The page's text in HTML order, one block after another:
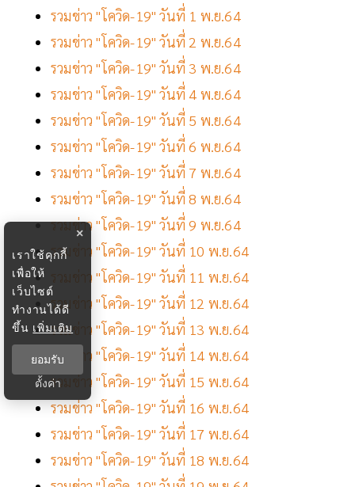
รวมข่าว "โควิด-19" วันที่ 1 พ.ย.64
รวมข่าว "โควิด-19" วันที่ 2 พ.ย.64
รวมข่าว "โควิด-19" วันที่ 3 พ.ย.64
รวมข่าว "โควิด-19" วันที่ 4 พ.ย.64
รวมข่าว "โควิด-19" วันที่ 5 พ.ย.64
รวมข่าว "โควิด-19" วันที่ 6 พ.ย.64
รวมข่าว "โควิด-19" วันที่ 7 พ.ย.64
รวมข่าว "โควิด-19" วันที่ 8 พ.ย.64
รวมข่าว "โควิด-19" วันที่ 9 พ.ย.64
รวมข่าว "โควิด-19" วันที่ 10 พ.ย.64
รวมข่าว "โควิด-19" วันที่ 11 พ.ย.64
รวมข่าว "โควิด-19" วันที่ 12 พ.ย.64
รวมข่าว "โควิด-19" วันที่ 13 พ.ย.64
รวมข่าว "โควิด-19" วันที่ 14 พ.ย.64
รวมข่าว "โควิด-19" วันที่ 15 พ.ย.64
รวมข่าว "โควิด-19" วันที่ 16 พ.ย.64
รวมข่าว "โควิด-19" วันที่ 17 พ.ย.64
รวมข่าว "โควิด-19" วันที่ 18 พ.ย.64
×
เราใช้คุกกี้
เพื่อให้
เว็บไซต์
ทำงานได้ดี
ขึ้น เพิ่มเติม
ยอมรับ
ตั้งค่า